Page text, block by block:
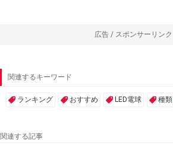
広告 / スポンサーリンク
関連するキーワード
ランキング おすすめ LED電球 種類
関連する記事